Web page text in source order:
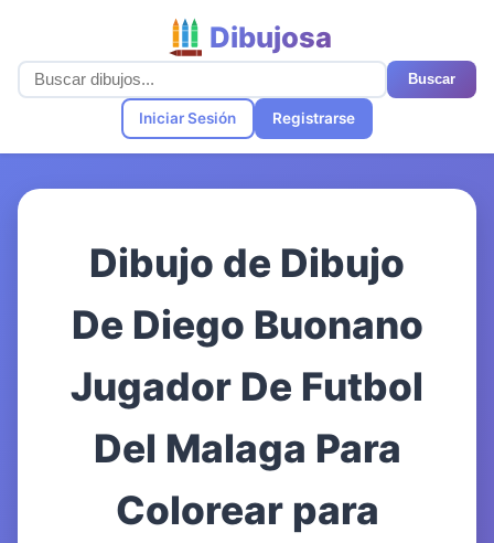
Dibujosa
Buscar
Iniciar Sesión Registrarse
Dibujo de Dibujo
De Diego Buonano
Jugador De Futbol
Del Malaga Para
Colorear para